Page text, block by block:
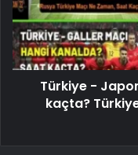
Türkiye -
kaçta?